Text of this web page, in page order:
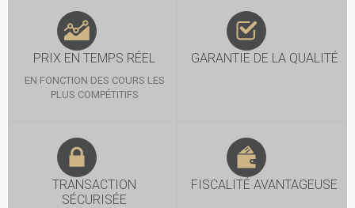
PRIX EN TEMPS RÉEL
EN FONCTION DES COURS LES
PLUS COMPÉTITIFS
GARANTIE DE LA QUALITÉ
TRANSACTION
SÉCURISÉE
FISCALITÉ AVANTAGEUSE